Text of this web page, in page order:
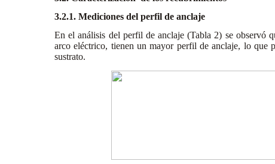
3.2.1. Mediciones del perfil de anclaje
En el análisis del perfil de anclaje (Tabla 2) se observó
arco eléctrico, tienen un mayor perfil de anclaje, lo que
sustrato.